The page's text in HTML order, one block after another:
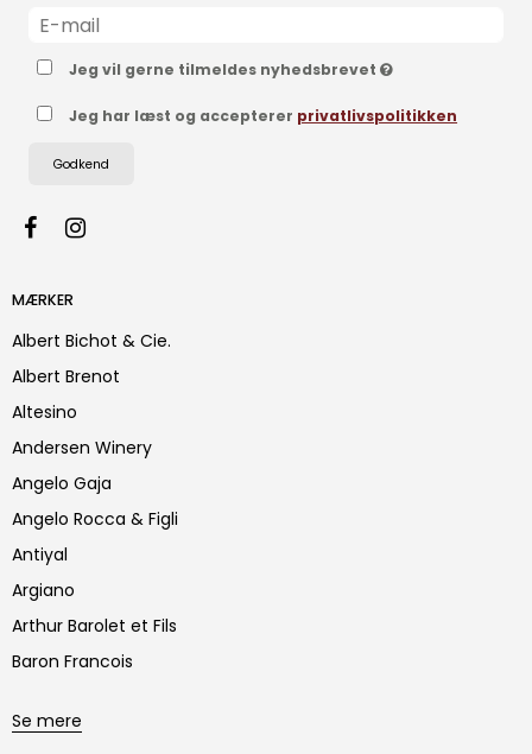
Jeg vil gerne tilmeldes nyhedsbrevet
Jeg har læst og accepterer privatlivspolitikken
Godkend
MÆRKER
Albert Bichot & Cie.
Albert Brenot
Altesino
Andersen Winery
Angelo Gaja
Angelo Rocca & Figli
Antiyal
Argiano
Arthur Barolet et Fils
Baron Francois
Se mere